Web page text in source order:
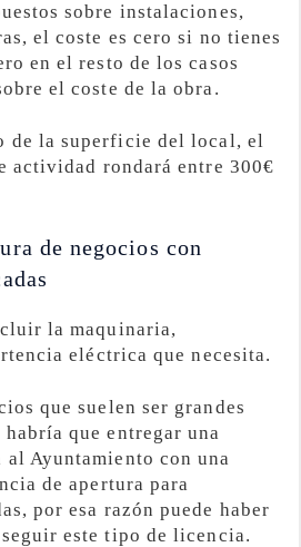
sobre instalaciones,
el coste es cero si no tienes
en el resto de los casos
el coste de la obra.
de la superficie del local, el
actividad rondará entre 300€
de negocios con
la maquinaria,
eléctrica que necesita.
que suelen ser grandes
que entregar una
Ayuntamiento con una
de apertura para
por esa razón puede haber
este tipo de licencia.